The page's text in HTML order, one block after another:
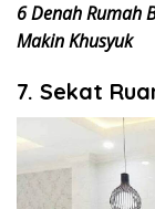
6 Denah Rumah
Makin Khusyuk
7. Sekat